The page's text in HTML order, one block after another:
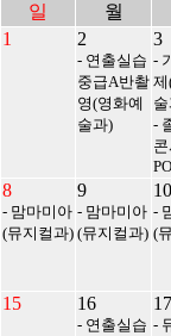
일 월
1
2
- 연출실습
중급A반촬
영(영화예
술과)
3
-
제
-
8
- 맘마미아
(뮤지컬과)
9
- 맘마미아
(뮤지컬과)
10
-
(
15 16
- 연출실습
17
-